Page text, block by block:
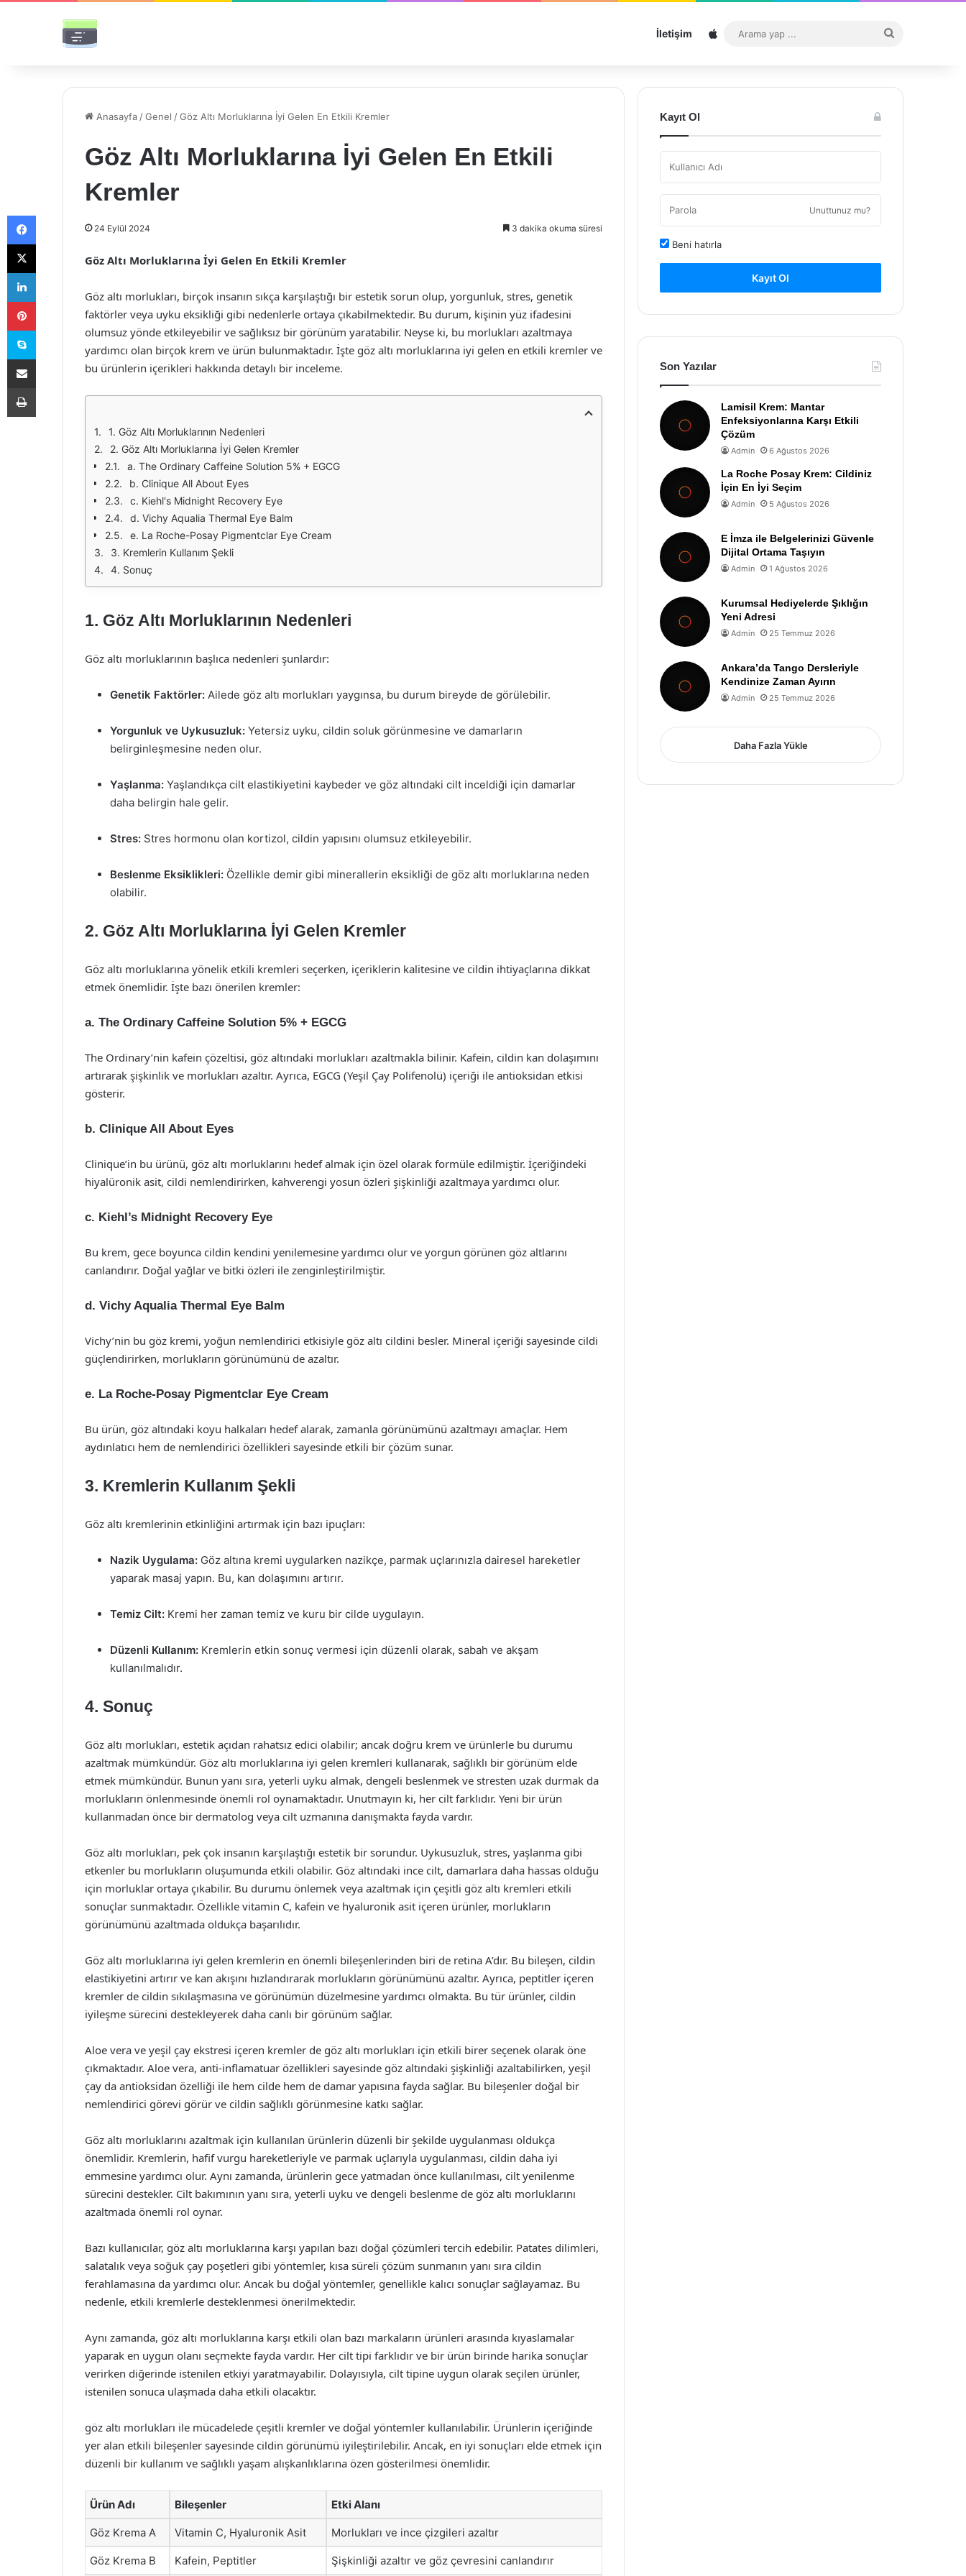
İletişim Sitemap
...
Anasayfa /Genel /Göz Altı Morluklarına İyi Gelen En Etkili Kremler
Göz Altı Morluklarına İyi Gelen En Etkili
Kremler
24 Eylül 2024 3 dakika okuma süresi
Göz Altı Morluklarına İyi Gelen En Etkili Kremler
Göz altı morlukları, birçok insanın sıkça karşılaştığı bir estetik sorun olup, yorgunluk, stres, genetik
faktörler veya uyku eksikliği gibi nedenlerle ortaya çıkabilmektedir. Bu durum, kişinin yüz ifadesini
olumsuz yönde etkileyebilir ve sağlıksız bir görünüm yaratabilir. Neyse ki, bu morlukları azaltmaya
yardımcı olan birçok krem ve ürün bulunmaktadır. İşte göz altı morluklarına iyi gelen en etkili kremler ve
bu ürünlerin içerikleri hakkında detaylı bir inceleme.
1. Göz Altı Morluklarının Nedenleri
2. Göz Altı Morluklarına İyi Gelen Kremler
a. The Ordinary Caffeine Solution 5% + EGCG
b. Clinique All About Eyes
c. Kiehl's Midnight Recovery Eye
d. Vichy Aqualia Thermal Eye Balm
e. La Roche-Posay Pigmentclar Eye Cream
3. Kremlerin Kullanım Şekli
4. Sonuç
1. Göz Altı Morluklarının Nedenleri
Göz altı morluklarının başlıca nedenleri şunlardır:
Genetik Faktörler: Ailede göz altı morlukları yaygınsa, bu durum bireyde de görülebilir.
Yorgunluk ve Uykusuzluk: Yetersiz uyku, cildin soluk görünmesine ve damarların
belirginleşmesine neden olur.
Yaşlanma: Yaşlandıkça cilt elastikiyetini kaybeder ve göz altındaki cilt inceldiği için damarlar
daha belirgin hale gelir.
Stres: Stres hormonu olan kortizol, cildin yapısını olumsuz etkileyebilir.
Beslenme Eksiklikleri: Özellikle demir gibi minerallerin eksikliği de göz altı morluklarına neden
olabilir.
2. Göz Altı Morluklarına İyi Gelen Kremler
Göz altı morluklarına yönelik etkili kremleri seçerken, içeriklerin kalitesine ve cildin ihtiyaçlarına dikkat
etmek önemlidir. İşte bazı önerilen kremler:
a. The Ordinary Caffeine Solution 5% + EGCG
The Ordinary’nin kafein çözeltisi, göz altındaki morlukları azaltmakla bilinir. Kafein, cildin kan dolaşımını
artırarak şişkinlik ve morlukları azaltır. Ayrıca, EGCG (Yeşil Çay Polifenolü) içeriği ile antioksidan etkisi
gösterir.
b. Clinique All About Eyes
Clinique’in bu ürünü, göz altı morluklarını hedef almak için özel olarak formüle edilmiştir. İçeriğindeki
hiyalüronik asit, cildi nemlendirirken, kahverengi yosun özleri şişkinliği azaltmaya yardımcı olur.
c. Kiehl’s Midnight Recovery Eye
Bu krem, gece boyunca cildin kendini yenilemesine yardımcı olur ve yorgun görünen göz altlarını
canlandırır. Doğal yağlar ve bitki özleri ile zenginleştirilmiştir.
d. Vichy Aqualia Thermal Eye Balm
Vichy’nin bu göz kremi, yoğun nemlendirici etkisiyle göz altı cildini besler. Mineral içeriği sayesinde cildi
güçlendirirken, morlukların görünümünü de azaltır.
e. La Roche-Posay Pigmentclar Eye Cream
Bu ürün, göz altındaki koyu halkaları hedef alarak, zamanla görünümünü azaltmayı amaçlar. Hem
aydınlatıcı hem de nemlendirici özellikleri sayesinde etkili bir çözüm sunar.
3. Kremlerin Kullanım Şekli
Göz altı kremlerinin etkinliğini artırmak için bazı ipuçları:
Nazik Uygulama: Göz altına kremi uygularken nazikçe, parmak uçlarınızla dairesel hareketler
yaparak masaj yapın. Bu, kan dolaşımını artırır.
Temiz Cilt: Kremi her zaman temiz ve kuru bir cilde uygulayın.
Düzenli Kullanım: Kremlerin etkin sonuç vermesi için düzenli olarak, sabah ve akşam
kullanılmalıdır.
4. Sonuç
Göz altı morlukları, estetik açıdan rahatsız edici olabilir; ancak doğru krem ve ürünlerle bu durumu
azaltmak mümkündür. Göz altı morluklarına iyi gelen kremleri kullanarak, sağlıklı bir görünüm elde
etmek mümkündür. Bunun yanı sıra, yeterli uyku almak, dengeli beslenmek ve stresten uzak durmak da
morlukların önlenmesinde önemli rol oynamaktadır. Unutmayın ki, her cilt farklıdır. Yeni bir ürün
kullanmadan önce bir dermatolog veya cilt uzmanına danışmakta fayda vardır.
Göz altı morlukları, pek çok insanın karşılaştığı estetik bir sorundur. Uykusuzluk, stres, yaşlanma gibi
etkenler bu morlukların oluşumunda etkili olabilir. Göz altındaki ince cilt, damarlara daha hassas olduğu
için morluklar ortaya çıkabilir. Bu durumu önlemek veya azaltmak için çeşitli göz altı kremleri etkili
sonuçlar sunmaktadır. Özellikle vitamin C, kafein ve hyaluronik asit içeren ürünler, morlukların
görünümünü azaltmada oldukça başarılıdır.
Göz altı morluklarına iyi gelen kremlerin en önemli bileşenlerinden biri de retina A’dır. Bu bileşen, cildin
elastikiyetini artırır ve kan akışını hızlandırarak morlukların görünümünü azaltır. Ayrıca, peptitler içeren
kremler de cildin sıkılaşmasına ve görünümün düzelmesine yardımcı olmakta. Bu tür ürünler, cildin
iyileşme sürecini destekleyerek daha canlı bir görünüm sağlar.
Aloe vera ve yeşil çay ekstresi içeren kremler de göz altı morlukları için etkili birer seçenek olarak öne
çıkmaktadır. Aloe vera, anti-inflamatuar özellikleri sayesinde göz altındaki şişkinliği azaltabilirken, yeşil
çay da antioksidan özelliği ile hem cilde hem de damar yapısına fayda sağlar. Bu bileşenler doğal bir
nemlendirici görevi görür ve cildin sağlıklı görünmesine katkı sağlar.
Göz altı morluklarını azaltmak için kullanılan ürünlerin düzenli bir şekilde uygulanması oldukça
önemlidir. Kremlerin, hafif vurgu hareketleriyle ve parmak uçlarıyla uygulanması, cildin daha iyi
emmesine yardımcı olur. Aynı zamanda, ürünlerin gece yatmadan önce kullanılması, cilt yenilenme
sürecini destekler. Cilt bakımının yanı sıra, yeterli uyku ve dengeli beslenme de göz altı morluklarını
azaltmada önemli rol oynar.
Bazı kullanıcılar, göz altı morluklarına karşı yapılan bazı doğal çözümleri tercih edebilir. Patates dilimleri,
salatalık veya soğuk çay poşetleri gibi yöntemler, kısa süreli çözüm sunmanın yanı sıra cildin
ferahlamasına da yardımcı olur. Ancak bu doğal yöntemler, genellikle kalıcı sonuçlar sağlayamaz. Bu
nedenle, etkili kremlerle desteklenmesi önerilmektedir.
Aynı zamanda, göz altı morluklarına karşı etkili olan bazı markaların ürünleri arasında kıyaslamalar
yaparak en uygun olanı seçmekte fayda vardır. Her cilt tipi farklıdır ve bir ürün birinde harika sonuçlar
verirken diğerinde istenilen etkiyi yaratmayabilir. Dolayısıyla, cilt tipine uygun olarak seçilen ürünler,
istenilen sonuca ulaşmada daha etkili olacaktır.
göz altı morlukları ile mücadelede çeşitli kremler ve doğal yöntemler kullanılabilir. Ürünlerin içeriğinde
yer alan etkili bileşenler sayesinde cildin görünümü iyileştirilebilir. Ancak, en iyi sonuçları elde etmek için
düzenli bir kullanım ve sağlıklı yaşam alışkanlıklarına özen gösterilmesi önemlidir.
Ürün Adı Bileşenler Etki Alanı
Göz Krema A Vitamin C, Hyaluronik Asit Morlukları ve ince çizgileri azaltır
Göz Krema B Kafein, Peptitler Şişkinliği azaltır ve göz çevresini canlandırır
Kayıt Ol
Unuttunuz mu?
Beni hatırla
Kayıt Ol
Son Yazılar
Lamisil Krem: Mantar
Enfeksiyonlarına Karşı Etkili
Çözüm
Admin 6 Ağustos 2026
La Roche Posay Krem: Cildiniz
İçin En İyi Seçim
Admin 5 Ağustos 2026
E İmza ile Belgelerinizi Güvenle
Dijital Ortama Taşıyın
Admin 1 Ağustos 2026
Kurumsal Hediyelerde Şıklığın
Yeni Adresi
Admin 25 Temmuz 2026
Ankara’da Tango Dersleriyle
Kendinize Zaman Ayırın
Admin 25 Temmuz 2026
Daha Fazla Yükle
Facebook
X
LinkedIn
Pinterest
Skype
E-Posta ile paylaş